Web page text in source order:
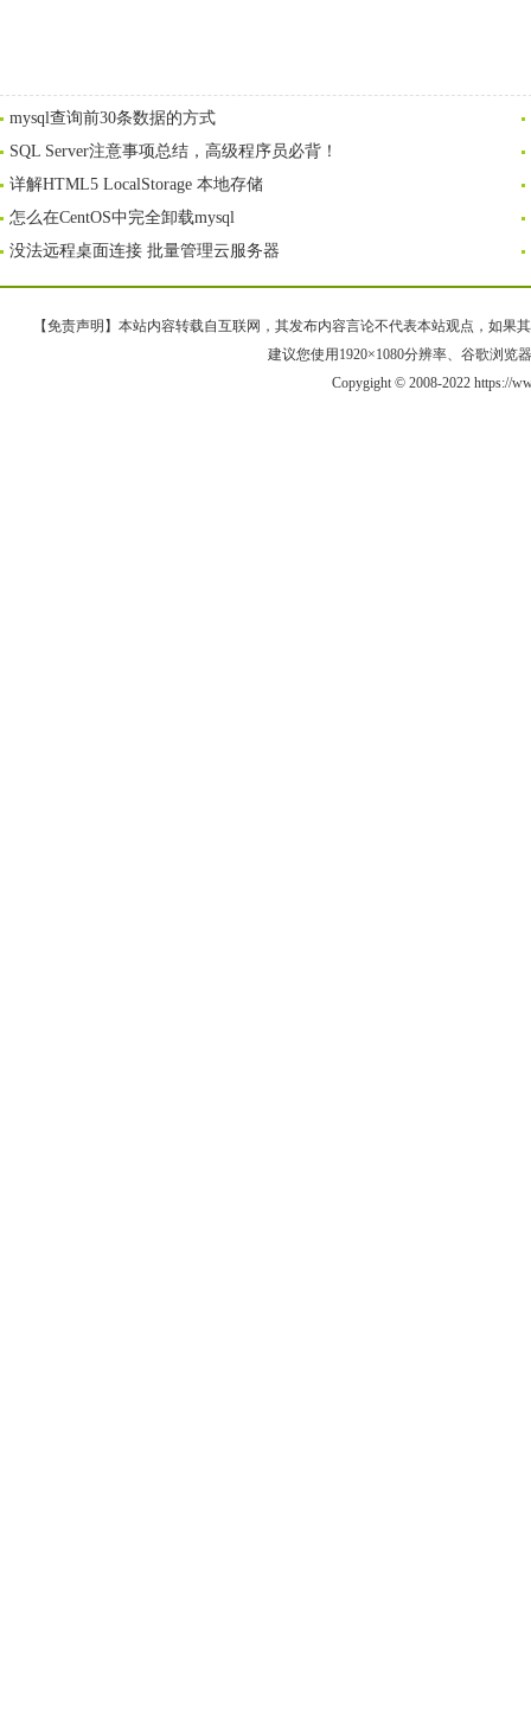
mysql查询前30条数据的方式
SQL Server注意事项总结，高级程序员必背！
详解HTML5 LocalStorage 本地存储
怎么在CentOS中完全卸载mysql
没法远程桌面连接 批量管理云服务器
【免责声明】本站内容转载自互联网，其发布内容言论不代表本站观点，如果
建议您使用1920×1080分辨率、谷歌浏览
Copygight © 2008-2022 https://